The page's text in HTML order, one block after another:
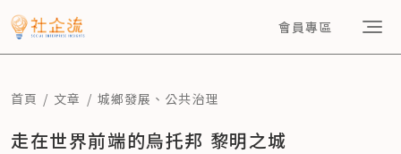
會員專區
首頁 文章 城鄉發展 、 公共治理
走在世界前端的烏托邦 黎明之城